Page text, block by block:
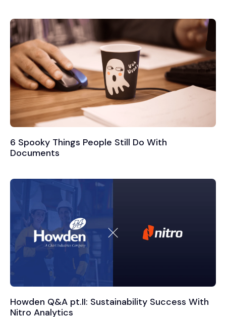
6 Spooky Things People Still Do With
Documents
Howden Q&A pt.II: Sustainability Success With
Nitro Analytics